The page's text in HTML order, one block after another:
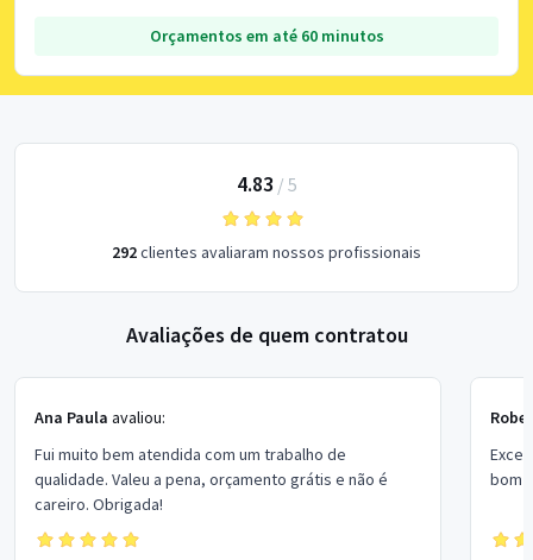
Orçamentos em até 60 minutos
4.83 / 5
292clientes avaliaram nossos profissionais
Avaliações de quem contratou
Ana Paula avaliou:
Fui muito bem atendida com um trabalho de
qualidade. Valeu a pena, orçamento grátis e não é
careiro. Obrigada!
bom